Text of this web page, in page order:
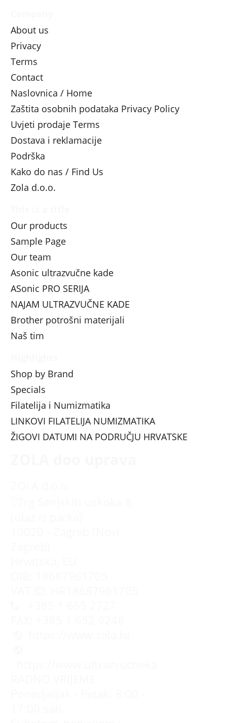
About us
Privacy
Terms
Contact
Naslovnica / Home
Zaštita osobnih podataka Privacy Policy
Uvjeti prodaje Terms
Dostava i reklamacije
Podrška
Kako do nas / Find Us
Zola d.o.o.
Our products
Sample Page
Our team
Asonic ultrazvučne kade
ASonic PRO SERIJA
NAJAM ULTRAZVUČNE KADE
Brother potrošni materijali
Naš tim
Shop by Brand
Specials
Filatelija i Numizmatika
LINKOVI FILATELIJA NUMIZMATIKA
ŽIGOVI DATUMI NA PODRUČJU HRVATSKE